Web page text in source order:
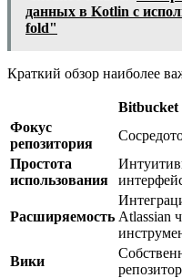
данных в Kotlin с
fold"
Краткий обзор наиболее
Bitbucket
Фокус
репозитория
Простота
использования
Расширяемость Atlassian
Вики